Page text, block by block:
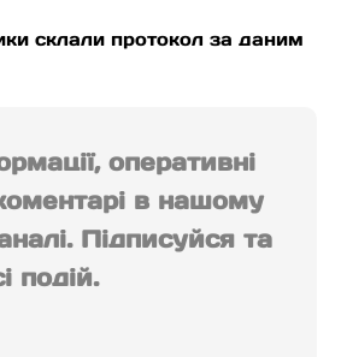
склали протокол за даним
оперативні
в нашому
Підписуйся та
подій.